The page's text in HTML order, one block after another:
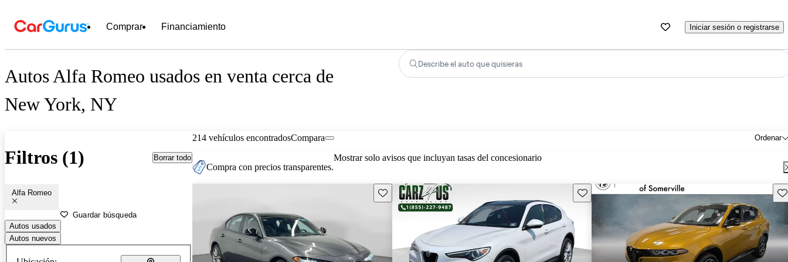
Comprar Financiamiento Iniciar sesión o registrarse
Autos Alfa Romeo usados en venta cerca de
New York, NY
Describe el auto que quisieras
Filtros (1) Borrar todo
Alfa Romeo
Guardar búsqueda
Autos usados
Autos nuevos
214 vehículos encontrados Ordenar
Compara
Compra con precios transparentes.
Mostrar solo avisos que incluyan tasas del concesionario
Guarda este Aviso Guarda este Aviso